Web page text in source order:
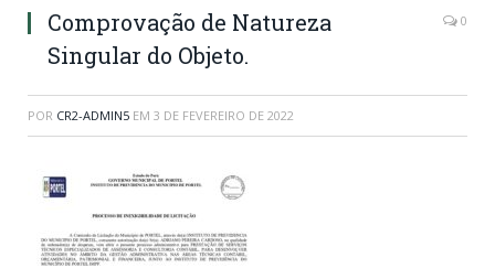
Comprovação de Natureza
Singular do Objeto.
0
POR CR2-ADMIN5 EM 3 DE FEVEREIRO DE 2022